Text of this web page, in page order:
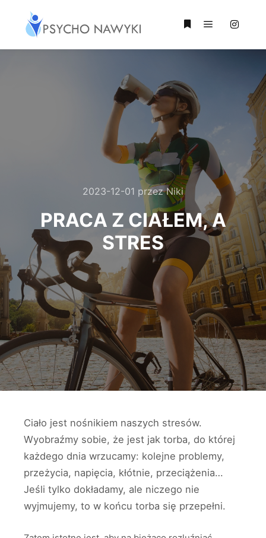
2023-12-01 przezNiki
PRACA Z CIAŁEM, A
STRES
Ciało jest nośnikiem naszych stresów.
Wyobraźmy sobie, że jest jak torba, do której
każdego dnia wrzucamy: kolejne problemy,
przeżycia, napięcia, kłótnie, przeciążenia…
Jeśli tylko dokładamy, ale niczego nie
wyjmujemy, to w końcu torba się przepełni.